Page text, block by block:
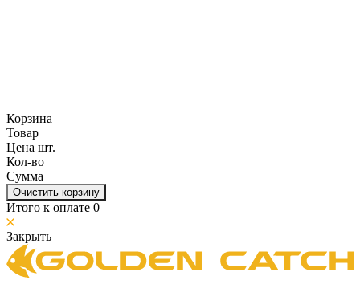
Корзина
Товар
Цена шт.
Кол-во
Сумма
Очистить корзину
Итого к оплате 0
Закрыть